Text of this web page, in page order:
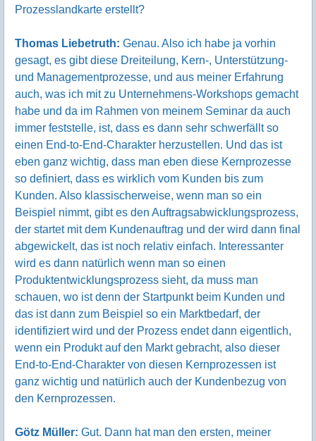
Prozesslandkarte erstellt?
Thomas Liebetruth: Genau. Also ich habe ja vorhin
gesagt, es gibt diese Dreiteilung, Kern-, Unterstützung-
und Managementprozesse, und aus meiner Erfahrung
auch, was ich mit zu Unternehmens-Workshops gemacht
habe und da im Rahmen von meinem Seminar da auch
immer feststelle, ist, dass es dann sehr schwerfällt so
einen End-to-End-Charakter herzustellen. Und das ist
eben ganz wichtig, dass man eben diese Kernprozesse
so definiert, dass es wirklich vom Kunden bis zum
Kunden. Also klassischerweise, wenn man so ein
Beispiel nimmt, gibt es den Auftragsabwicklungsprozess,
der startet mit dem Kundenauftrag und der wird dann final
abgewickelt, das ist noch relativ einfach. Interessanter
wird es dann natürlich wenn man so einen
Produktentwicklungsprozess sieht, da muss man
schauen, wo ist denn der Startpunkt beim Kunden und
das ist dann zum Beispiel so ein Marktbedarf, der
identifiziert wird und der Prozess endet dann eigentlich,
wenn ein Produkt auf den Markt gebracht, also dieser
End-to-End-Charakter von diesen Kernprozessen ist
ganz wichtig und natürlich auch der Kundenbezug von
den Kernprozessen.
Götz Müller: Gut. Dann hat man den ersten, meiner